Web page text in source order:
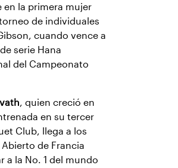
en la primera mujer
de individuales
cuando vence a
serie Hana
del Campeonato
, quien creció en
en su tercer
Club, llega a los
de Francia
a la No. 1 del mundo